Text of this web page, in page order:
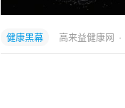
健康黑幕 高来益健康网 ·